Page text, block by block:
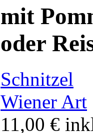
mit
oder
Schnitzel
Wiener Art
11,00 €